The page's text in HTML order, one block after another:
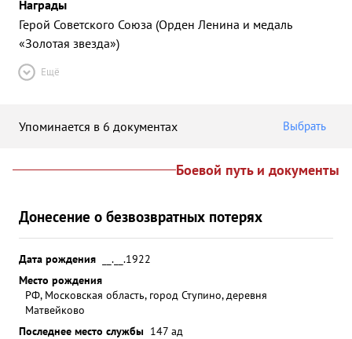
Награды
Герой Советского Союза (Орден Ленина и медаль
«Золотая звезда»)
Ещё
Упоминается в 6 документах Выбрать
Боевой путь и документы
Донесение о безвозвратных потерях
Дата рождения
__.__.1922
Место рождения
РФ, Московская область, город Ступино, деревня
Матвейково
Последнее место службы 147 ад